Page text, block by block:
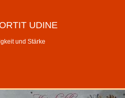
UDINE
und Stärke